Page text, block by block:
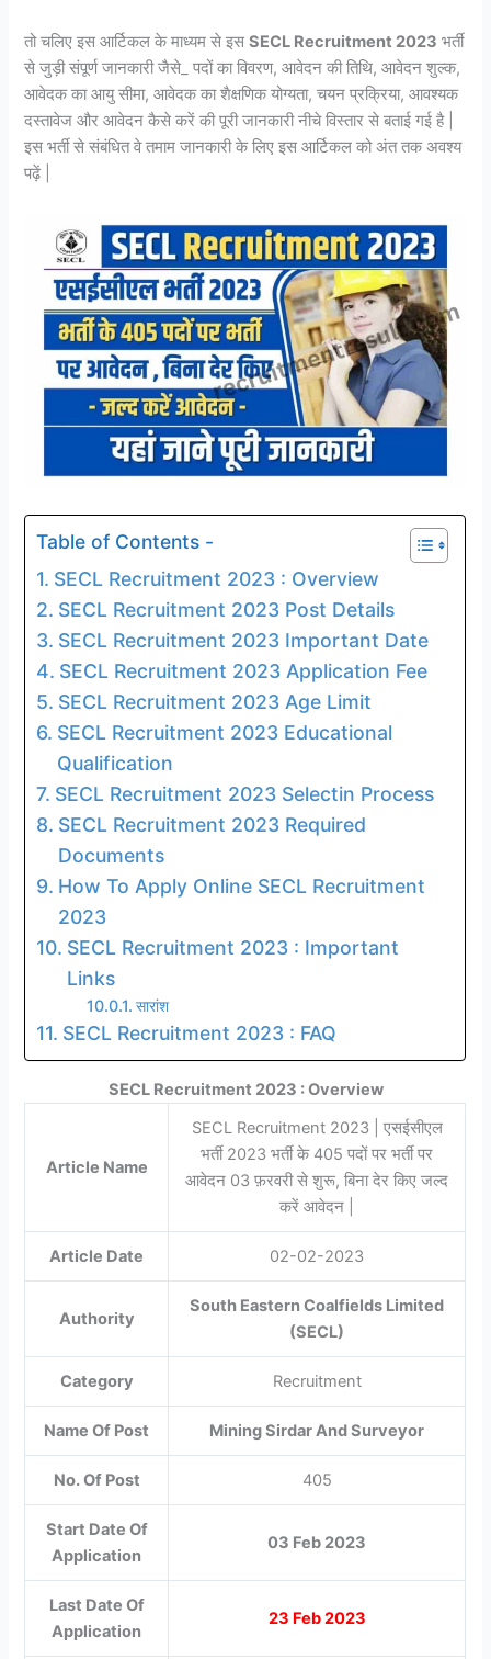
तो चलिए इस आर्टिकल के माध्यम से इसSECL Recruitment 2023 भर्ती
से जुड़ी संपूर्ण जानकारी जैसे_ पदों का विवरण, आवेदन की तिथि, आवेदन शुल्क,
आवेदक का आयु सीमा, आवेदक का शैक्षणिक योग्यता, चयन प्रक्रिया, आवश्यक
दस्तावेज और आवेदन कैसे करें की पूरी जानकारी नीचे विस्तार से बताई गई है |
इस भर्ती से संबंधित वे तमाम जानकारी के लिए इस आर्टिकल को अंत तक अवश्य
पढ़ें |
Table of Contents -
SECL Recruitment 2023 : Overview
SECL Recruitment 2023 Post Details
SECL Recruitment 2023 Important Date
SECL Recruitment 2023 Application Fee
SECL Recruitment 2023 Age Limit
SECL Recruitment 2023 Educational
Qualification
SECL Recruitment 2023 Selectin Process
SECL Recruitment 2023 Required
Documents
How To Apply Online SECL Recruitment
2023
SECL Recruitment 2023 : Important
Links
सारांश
SECL Recruitment 2023 : FAQ
SECL Recruitment 2023 : Overview
Article Name
SECL Recruitment 2023 | एसईसीएल
भर्ती 2023 भर्ती के 405 पदों पर भर्ती पर
आवेदन 03 फ़रवरी से शुरू, बिना देर किए जल्द
करें आवेदन |
Article Date 02-02-2023
Authority
South Eastern Coalfields Limited
(SECL)
Category Recruitment
Name Of Post Mining Sirdar And Surveyor
No. Of Post 405
Start Date Of
Application
03 Feb 2023
Last Date Of
Application
23 Feb 2023